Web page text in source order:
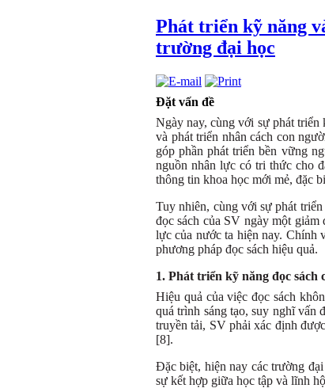
Phát triển kỹ năng
trường đại học
Đặt vấn đề
Ngày nay, cùng với sự phát triển
và phát triển nhân cách con
góp phần phát triển bền vững
nguồn nhân lực có tri thức cho
thông tin khoa học mới mẻ, đặc
Tuy nhiên, cùng với sự phát
đọc sách của SV ngày một
lực của nước ta hiện nay. Chính
phương pháp đọc sách hiệu quả.
1. Phát triển kỹ năng đọc sách
Hiệu quả của việc đọc sách
quá trình sáng tạo, suy nghĩ vấn
truyền tải, SV phải xác định
[8].
Đặc biệt, hiện nay các trường
sự kết hợp giữa học tập và lĩnh